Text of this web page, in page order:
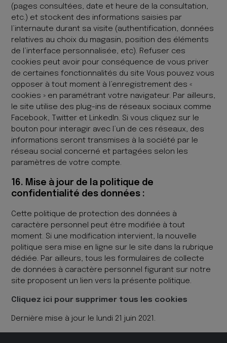
(pages consultées, date et heure de la consultation,
etc.) et stockent des informations saisies par
l’internaute durant sa visite (authentification, données
relatives au choix du magasin, position des éléments
de l’interface personnalisée, etc). Refuser ces
cookies peut avoir pour conséquence de vous priver
de certaines fonctionnalités du site Vous pouvez vous
opposer à tout moment à l’enregistrement des «
cookies » en paramétrant votre navigateur. Par ailleurs,
le site utilise des plug-ins de réseaux sociaux comme
Facebook, Twitter et LinkedIn. Si vous cliquez sur le
bouton pour interagir avec l’un de ces réseaux, des
informations seront transmises à la société par le
réseau social concerné et partagées selon les
paramètres de votre compte.
16. Mise à jour de la politique de
confidentialité des données :
Cette politique de protection des données à
caractère personnel peut être modifiée à tout
moment. Si une modification intervient, la nouvelle
politique sera mise en ligne sur le site dans la rubrique
dédiée. Par ailleurs, tous les formulaires de collecte
de données à caractère personnel figurant sur notre
site proposent un lien vers la présente politique.
Cliquez ici pour supprimer tous les cookies
Dernière mise à jour le lundi 21 juin 2021.